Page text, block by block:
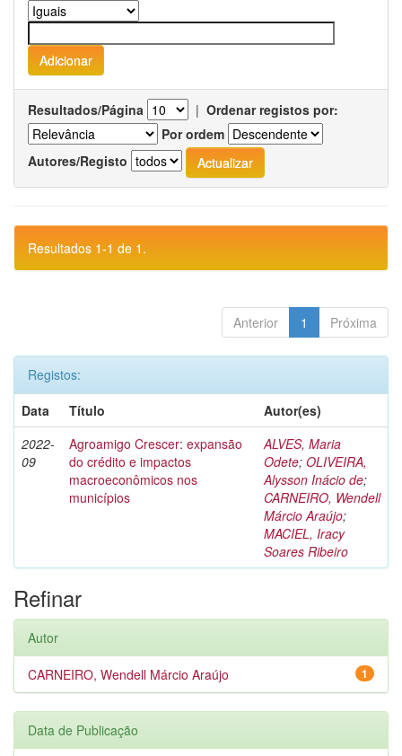
Resultados/Página | Ordenar registos por:
Por ordem
Autores/Registo
Resultados 1-1 de 1.
Anterior 1 Próxima
Registos:
Data
Título
Autor(es)
2022-
09
Agroamigo Crescer: expansão
do crédito e impactos
macroeconômicos nos
municípios
ALVES, Maria
Odete; OLIVEIRA,
Alysson Inácio de;
CARNEIRO, Wendell
Márcio Araújo;
MACIEL, Iracy
Soares Ribeiro
Refinar
Autor
1
CARNEIRO, Wendell Márcio Araújo
Data de Publicação